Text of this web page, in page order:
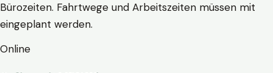
Bürozeiten. Fahrtwege und Arbeitszeiten müssen mit
eingeplant werden.
Online